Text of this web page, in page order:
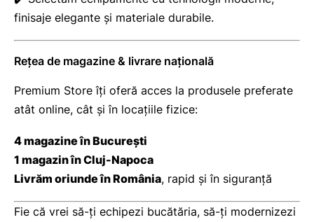
finisaje elegante și materiale durabile.
Rețea de magazine & livrare națională
Premium Store îți oferă acces la produsele preferate
atât online, cât și în locațiile fizice:
4 magazine în București
1 magazin în Cluj-Napoca
Livrăm oriunde în România, rapid și în siguranță
Fie că vrei să-ți echipezi bucătăria, să-ți modernizezi